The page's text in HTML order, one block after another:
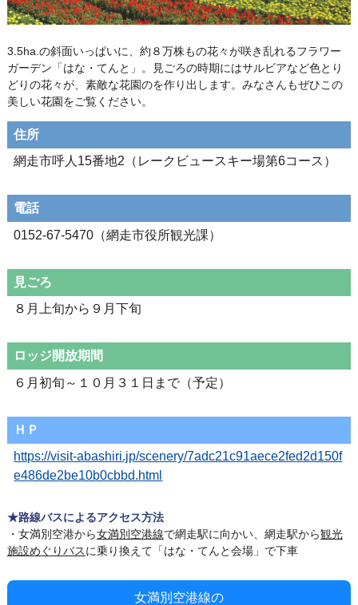
3.5ha.の斜面いっぱいに、約８万株もの花々が咲き乱れるフラワー
ガーデン「はな・てんと」。見ごろの時期にはサルビアなど色とり
どりの花々が、素敵な花園のを作り出します。みなさんもぜひこの
美しい花園をご覧ください。
住所
網走市呼人15番地2（レークビュースキー場第6コース）
電話
0152-67-5470（網走市役所観光課）
見ごろ
８月上旬から９月下旬
ロッジ開放期間
６月初旬～１０月３１日まで（予定）
ＨＰ
https://visit-abashiri.jp/scenery/7adc21c91aece2fed2d150f
e486de2be10b0cbbd.html
★路線バスによるアクセス方法
・女満別空港から女満別空港線で網走駅に向かい、網走駅から観光
施設めぐりバスに乗り換えて「はな・てんと会場」で下車
女満別空港線の